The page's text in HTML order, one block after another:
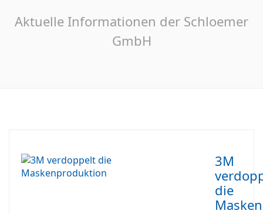
Aktuelle Informationen der Schloemer
GmbH
3M
die